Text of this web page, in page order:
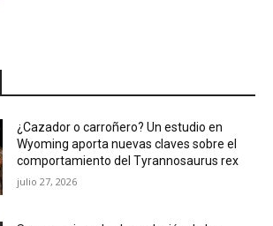
¿Cazador o carroñero? Un estudio en
Wyoming aporta nuevas claves sobre el
comportamiento del Tyrannosaurus rex
julio 27, 2026